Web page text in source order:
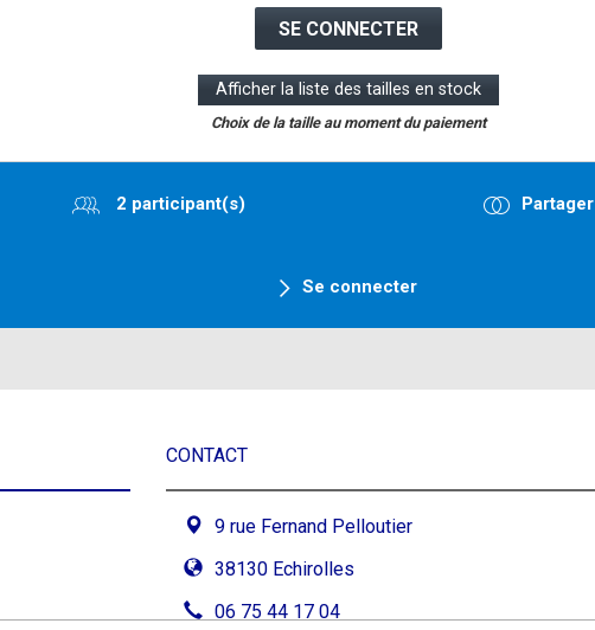
SE CONNECTER
Afficher la liste des tailles en stock
Choix de la taille au moment du paiement
2 participant(s) Partager
Se connecter
CONTACT
9 rue Fernand Pelloutier
38130 Echirolles
06 75 44 17 04